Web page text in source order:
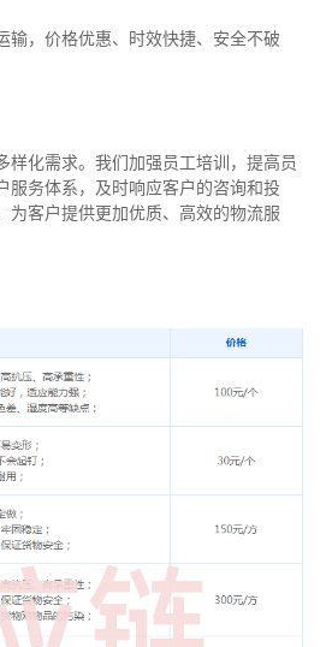
输，价格优惠、时效快捷、安全不破
化需求。我们加强员工培训，提高员
服务体系，及时响应客户的咨询和投
为客户提供更加优质、高效的物流服